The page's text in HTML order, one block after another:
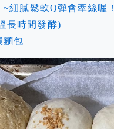
細膩鬆軟Q彈會牽絲喔！
長時間發酵)
麵包